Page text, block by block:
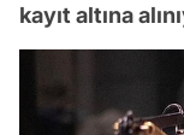
kayıt altına